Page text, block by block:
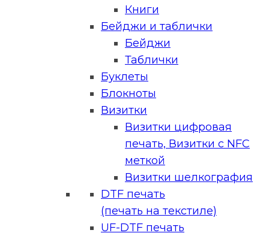
Книги
Бейджи и таблички
Бейджи
Таблички
Буклеты
Блокноты
Визитки
Визитки цифровая
печать, Визитки с NFC
меткой
Визитки шелкография
DTF печать
(печать на текстиле)
UF-DTF печать